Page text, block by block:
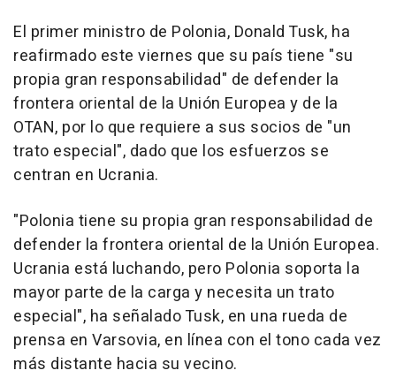
El primer ministro de Polonia, Donald Tusk, ha
reafirmado este viernes que su país tiene "su
propia gran responsabilidad" de defender la
frontera oriental de la Unión Europea y de la
OTAN, por lo que requiere a sus socios de "un
trato especial", dado que los esfuerzos se
centran en Ucrania.
"Polonia tiene su propia gran responsabilidad de
defender la frontera oriental de la Unión Europea.
Ucrania está luchando, pero Polonia soporta la
mayor parte de la carga y necesita un trato
especial", ha señalado Tusk, en una rueda de
prensa en Varsovia, en línea con el tono cada vez
más distante hacia su vecino.